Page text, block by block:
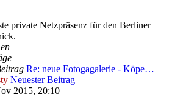
private Netzpräsenz für den Berliner
Re: neue Fotogagalerie - Köpe…
Neuester Beitrag
2015, 20:10